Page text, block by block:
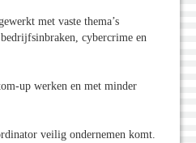
met vaste thema’s
cybercrime en
up werken en met minder
veilig ondernemen komt.